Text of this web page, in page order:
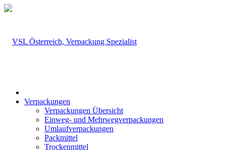
Verpackungen
Verpackungen Übersicht
Einweg- und Mehrwegverpackungen
Umlaufverpackungen
Packmittel
Trockenmittel